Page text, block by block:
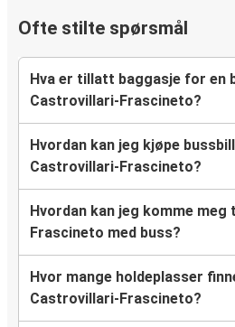
Ofte stilte spørsmål
Hva er tillatt baggasje for en
Castrovillari-Frascineto?
Hvordan kan jeg kjøpe
Castrovillari-Frascineto?
Hvordan kan jeg komme
Frascineto med buss?
Hvor mange holdeplasser
Castrovillari-Frascineto?